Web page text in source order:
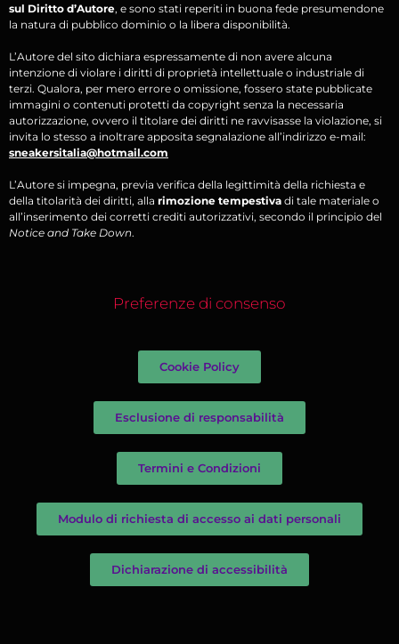
sul Diritto d’Autore, e sono stati reperiti in buona fede presumendone
la natura di pubblico dominio o la libera disponibilità.
L’Autore del sito dichiara espressamente di non avere alcuna
intenzione di violare i diritti di proprietà intellettuale o industriale di
terzi. Qualora, per mero errore o omissione, fossero state pubblicate
immagini o contenuti protetti da copyright senza la necessaria
autorizzazione, ovvero il titolare dei diritti ne ravvisasse la violazione, si
invita lo stesso a inoltrare apposita segnalazione all’indirizzo e-mail:
sneakersitalia@hotmail.com
L’Autore si impegna, previa verifica della legittimità della richiesta e
della titolarità dei diritti, alla rimozione tempestiva di tale materiale o
all’inserimento dei corretti crediti autorizzativi, secondo il principio del
Notice and Take Down.
Preferenze di consenso
Cookie Policy
Esclusione di responsabilità
Termini e Condizioni
Modulo di richiesta di accesso ai dati personali
Dichiarazione di accessibilità